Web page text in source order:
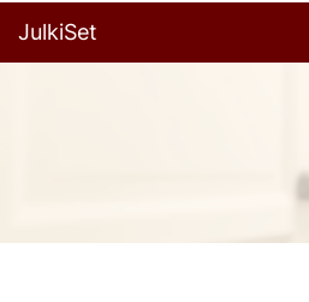
JulkiSet